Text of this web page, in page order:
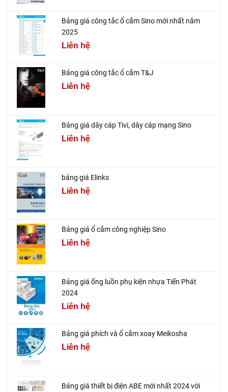
Bảng giá công tắc ổ cắm Sino mới nhất năm
2025
Liên hệ
Bảng giá công tắc ổ cắm T&J
Liên hệ
Bảng giá dây cáp Tivi, dây cáp mạng Sino
Liên hệ
bảng giá Elinks
Liên hệ
Bảng giá ổ cắm công nghiệp Sino
Liên hệ
Bảng giá ống luồn phụ kiện nhựa Tiến Phát
2024
Liên hệ
Bảng giá phích và ổ cắm xoay Meikosha
Liên hệ
Bảng giá thiết bị điện ABE mới nhất 2024 với